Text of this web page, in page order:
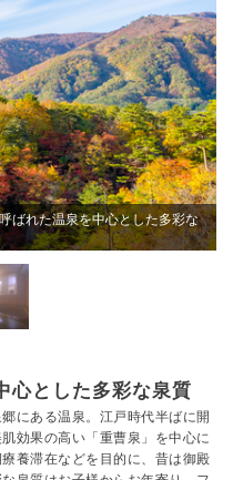
ばれた温泉を中心とした多彩な
心とした多彩な泉質
にある温泉。江戸時代半ばに開
効果の高い「重曹泉」を中心に
養滞在などを目的に、昔は御殿